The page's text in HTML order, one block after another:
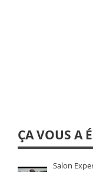
ÇA VOUS A
Salon